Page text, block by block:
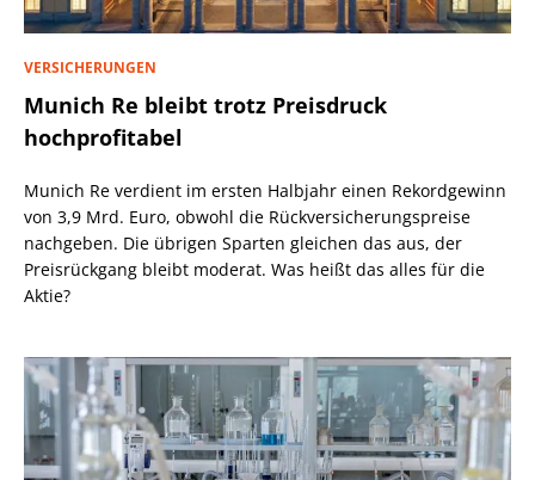
VERSICHERUNGEN
Munich Re bleibt trotz Preisdruck
hochprofitabel
Munich Re verdient im ersten Halbjahr einen Rekordgewinn
von 3,9 Mrd. Euro, obwohl die Rückversicherungspreise
nachgeben. Die übrigen Sparten gleichen das aus, der
Preisrückgang bleibt moderat. Was heißt das alles für die
Aktie?